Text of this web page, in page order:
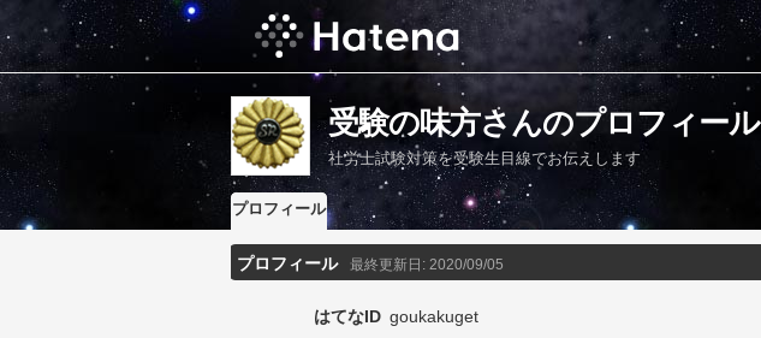
受験の味方さんのプロフィール
社労士試験対策を受験生目線でお伝えします
プロフィール
プロフィール 最終更新日: 2020/09/05
はてなID goukakuget